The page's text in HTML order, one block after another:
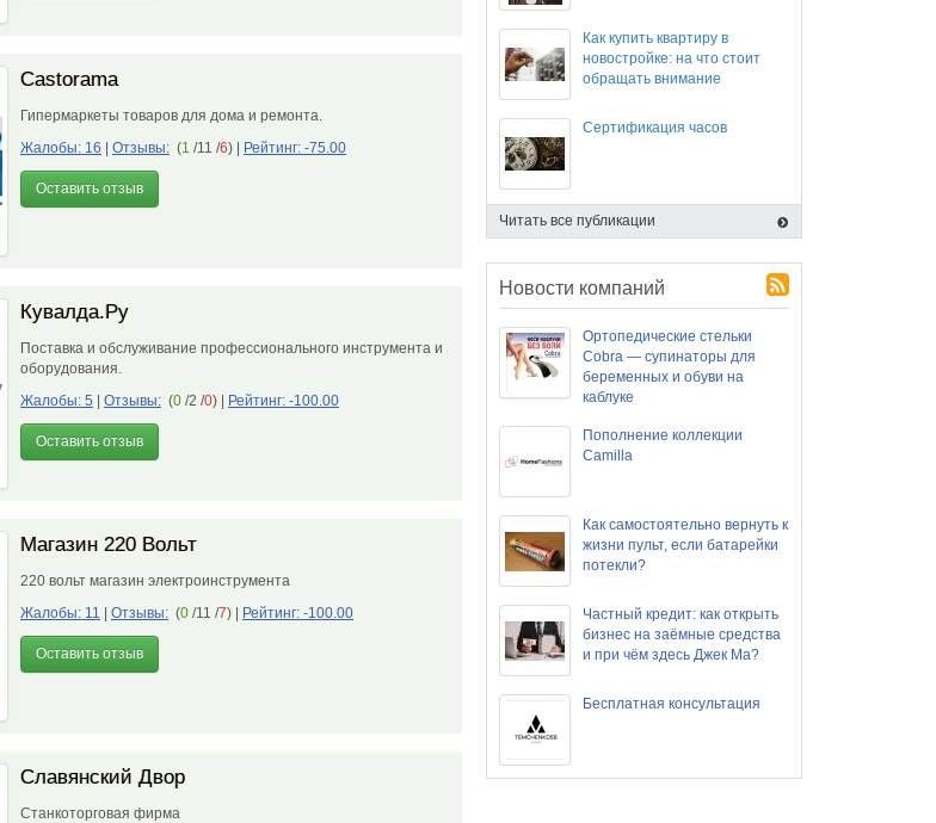
Castorama
Гипермаркеты товаров для дома и ремонта.
Жалобы: 16
Отзывы: (1 /11 /6) Рейтинг: -75.00
Оставить отзыв
Кувалда.Ру
Поставка и обслуживание профессионального инструмента и
оборудования.
Жалобы: 5
Отзывы: (0 /2 /0) Рейтинг: -100.00
Оставить отзыв
Магазин 220 Вольт
220 вольт магазин электроинструмента
Жалобы: 11
Отзывы: (0 /11 /7) Рейтинг: -100.00
Оставить отзыв
Славянский Двор
Cтанкоторговая фирма
Как купить квартиру в
новостройке: на что стоит
обращать внимание
Сертификация часов
Читать все публикации
Новости компаний
Ортопедические стельки
Cobra — супинаторы для
беременных и обуви на
каблуке
Пополнение коллекции
Camilla
Как самостоятельно вернуть к
жизни пульт, если батарейки
потекли?
Частный кредит: как открыть
бизнес на заёмные средства
и при чём здесь Джек Ма?
Бесплатная консультация